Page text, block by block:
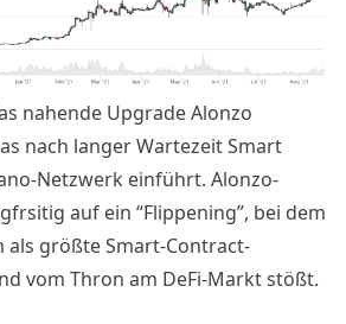
nahende Upgrade Alonzo
nach langer Wartezeit Smart
Netzwerk einführt. Alonzo-
auf ein “Flippening”, bei dem
als größte Smart-Contract-
vom Thron am DeFi-Markt stößt.